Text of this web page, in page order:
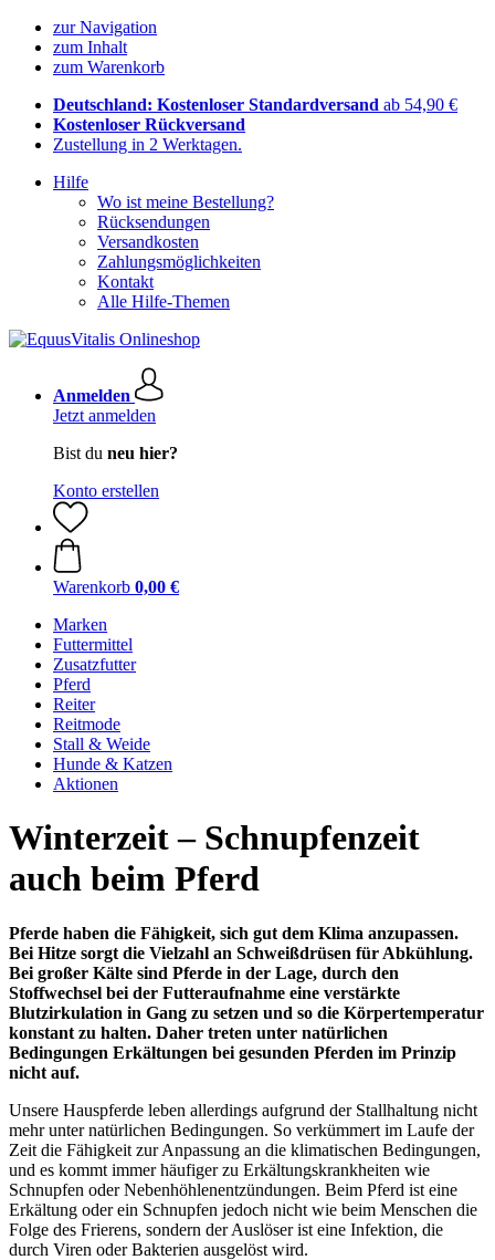
zur Navigation
zum Inhalt
zum Warenkorb
Deutschland: Kostenloser Standardversand ab 54,90 €
Kostenloser Rückversand
Zustellung in 2 Werktagen.
Hilfe
Wo ist meine Bestellung?
Rücksendungen
Versandkosten
Zahlungsmöglichkeiten
Kontakt
Alle Hilfe-Themen
Anmelden
Jetzt anmelden
Bist du neu hier?
Konto erstellen
Warenkorb 0,00 €
Marken
Futtermittel
Zusatzfutter
Pferd
Reiter
Reitmode
Stall & Weide
Hunde & Katzen
Aktionen
Winterzeit – Schnupfenzeit
auch beim Pferd
Pferde haben die Fähigkeit, sich gut dem Klima anzupassen.
Bei Hitze sorgt die Vielzahl an Schweißdrüsen für Abkühlung.
Bei großer Kälte sind Pferde in der Lage, durch den
Stoffwechsel bei der Futteraufnahme eine verstärkte
Blutzirkulation in Gang zu setzen und so die Körpertemperatur
konstant zu halten. Daher treten unter natürlichen
Bedingungen Erkältungen bei gesunden Pferden im Prinzip
nicht auf.
Unsere Hauspferde leben allerdings aufgrund der Stallhaltung nicht
mehr unter natürlichen Bedingungen. So verkümmert im Laufe der
Zeit die Fähigkeit zur Anpassung an die klimatischen Bedingungen,
und es kommt immer häufiger zu Erkältungskrankheiten wie
Schnupfen oder Nebenhöhlenentzündungen. Beim Pferd ist eine
Erkältung oder ein Schnupfen jedoch nicht wie beim Menschen die
Folge des Frierens, sondern der Auslöser ist eine Infektion, die
durch Viren oder Bakterien ausgelöst wird.